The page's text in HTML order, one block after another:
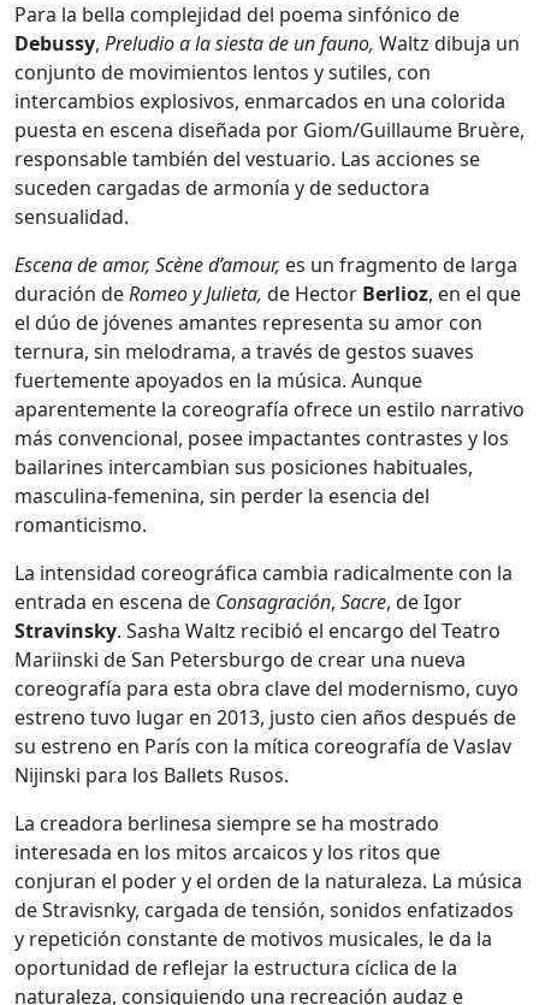
Para la bella complejidad del poema sinfónico de
Debussy, Preludio a la siesta de un fauno, Waltz dibuja un
conjunto de movimientos lentos y sutiles, con
intercambios explosivos, enmarcados en una colorida
puesta en escena diseñada por Giom/Guillaume Bruère,
responsable también del vestuario. Las acciones se
suceden cargadas de armonía y de seductora
sensualidad.
Escena de amor, Scène d’amour, es un fragmento de larga
duración deRomeo y Julieta, de Hector Berlioz, en el que
el dúo de jóvenes amantes representa su amor con
ternura, sin melodrama, a través de gestos suaves
fuertemente apoyados en la música. Aunque
aparentemente la coreografía ofrece un estilo narrativo
más convencional, posee impactantes contrastes y los
bailarines intercambian sus posiciones habituales,
masculina-femenina, sin perder la esencia del
romanticismo.
La intensidad coreográfica cambia radicalmente con la
entrada en escena de Consagración, Sacre, de Igor
Stravinsky. Sasha Waltz recibió el encargo del Teatro
Mariinski de San Petersburgo de crear una nueva
coreografía para esta obra clave del modernismo, cuyo
estreno tuvo lugar en 2013, justo cien años después de
su estreno en París con la mítica coreografía de Vaslav
Nijinski para los Ballets Rusos.
La creadora berlinesa siempre se ha mostrado
interesada en los mitos arcaicos y los ritos que
conjuran el poder y el orden de la naturaleza. La música
de Stravisnky, cargada de tensión, sonidos enfatizados
y repetición constante de motivos musicales, le da la
oportunidad de reflejar la estructura cíclica de la
naturaleza, consiguiendo una recreación audaz e